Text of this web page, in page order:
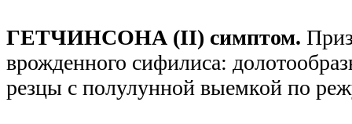
ГЕТЧИНСОНА (II) симптом.
врожденного сифилиса:
резцы с полулунной выемкой по